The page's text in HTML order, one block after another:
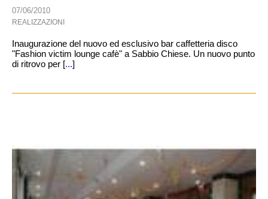
07/06/2010
REALIZZAZIONI
Inaugurazione del nuovo ed esclusivo bar caffetteria disco
"Fashion victim lounge cafè" a Sabbio Chiese. Un nuovo punto
di ritrovo per [...]